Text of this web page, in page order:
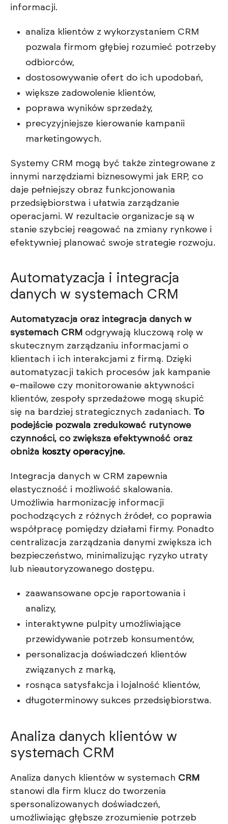
informacji.
analiza klientów z wykorzystaniem CRM
pozwala firmom głębiej rozumieć potrzeby
odbiorców,
dostosowywanie ofert do ich upodobań,
większe zadowolenie klientów,
poprawa wyników sprzedaży,
precyzyjniejsze kierowanie kampanii
marketingowych.
Systemy CRM mogą być także zintegrowane z
innymi narzędziami biznesowymi jak ERP, co
daje pełniejszy obraz funkcjonowania
przedsiębiorstwa i ułatwia zarządzanie
operacjami. W rezultacie organizacje są w
stanie szybciej reagować na zmiany rynkowe i
efektywniej planować swoje strategie rozwoju.
Automatyzacja i integracja
danych w systemach CRM
Automatyzacja oraz integracja danych w
systemach CRM odgrywają kluczową rolę w
skutecznym zarządzaniu informacjami o
klientach i ich interakcjami z firmą. Dzięki
automatyzacji takich procesów jak kampanie
e-mailowe czy monitorowanie aktywności
klientów, zespoły sprzedażowe mogą skupić
się na bardziej strategicznych zadaniach. To
podejście pozwala zredukować rutynowe
czynności, co zwiększa efektywność oraz
obniża koszty operacyjne.
Integracja danych w CRM zapewnia
elastyczność i możliwość skalowania.
Umożliwia harmonizację informacji
pochodzących z różnych źródeł, co poprawia
współpracę pomiędzy działami firmy. Ponadto
centralizacja zarządzania danymi zwiększa ich
bezpieczeństwo, minimalizując ryzyko utraty
lub nieautoryzowanego dostępu.
zaawansowane opcje raportowania i
analizy,
interaktywne pulpity umożliwiające
przewidywanie potrzeb konsumentów,
personalizacja doświadczeń klientów
związanych z marką,
rosnąca satysfakcja i lojalność klientów,
długoterminowy sukces przedsiębiorstwa.
Analiza danych klientów w
systemach CRM
Analiza danych klientów w systemach CRM
stanowi dla firm klucz do tworzenia
spersonalizowanych doświadczeń,
umożliwiając głębsze zrozumienie potrzeb